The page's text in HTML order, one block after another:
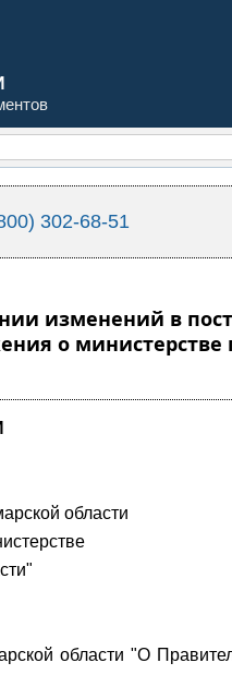
302-68-51
изменений в
о министерстве
области
области "О